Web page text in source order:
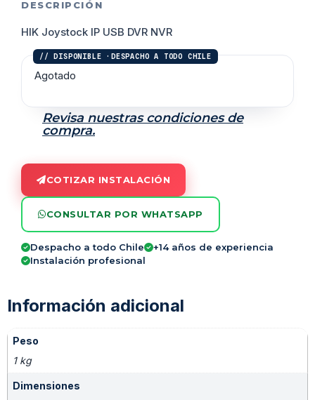
DESCRIPCIÓN
HIK Joystock IP USB DVR NVR
Agotado
Revisa nuestras condiciones de
compra.
COTIZAR INSTALACIÓN
CONSULTAR POR WHATSAPP
Despacho a todo Chile
+14 años de experiencia
Instalación profesional
Información adicional
Peso
1 kg
Dimensiones